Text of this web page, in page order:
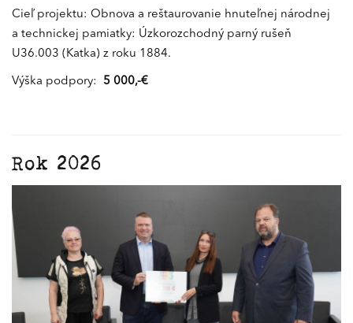
Cieľ projektu: Obnova a reštaurovanie hnuteľnej národnej
a technickej pamiatky: Úzkorozchodný parný rušeň
U36.003 (Katka) z roku 1884.
Výška podpory: 5 000,-€
Rok 2026